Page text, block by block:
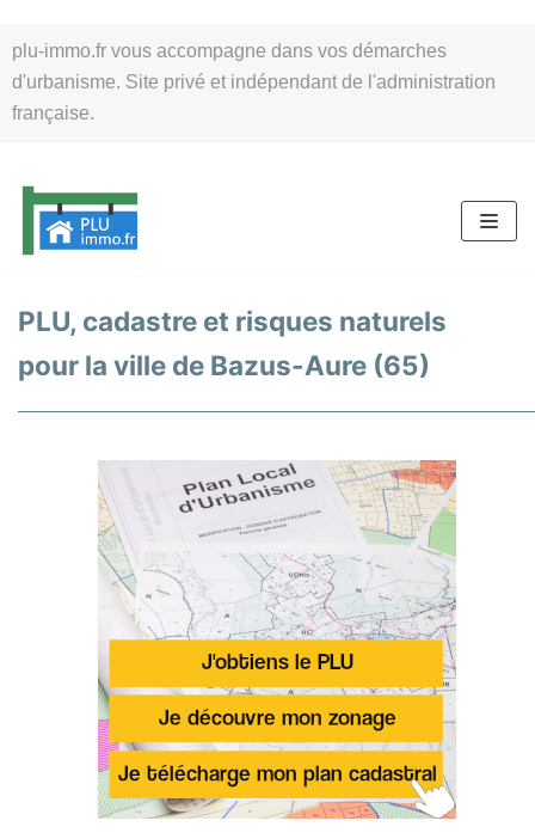
plu-immo.fr vous accompagne dans vos démarches
d'urbanisme. Site privé et indépendant de l'administration
française.
au
contenu
PLU, cadastre et risques naturels
pour la ville de Bazus-Aure (65)